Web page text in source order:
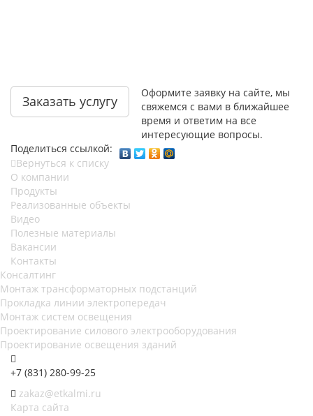
Заказать услугу
Оформите заявку на сайте, мы
свяжемся с вами в ближайшее
время и ответим на все
интересующие вопросы.
Поделиться ссылкой:
Вернуться к списку
О компании
Продукты
Реализованные объекты
Видео
Полезные материалы
Вакансии
Контакты
Консалтинг
Монтаж трансформаторных подстанций
Прокладка линии электропередач
Монтаж систем освещения
Проектирование силового электрооборудования
Проектирование освещения зданий
+7 (831) 280-99-25
zakaz@etkalmi.ru
Карта сайта